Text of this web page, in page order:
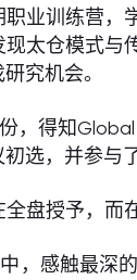
业训练营，
太仓模式与
究机会。
，得知
选，并参与
全盘授予，而
，感触最深